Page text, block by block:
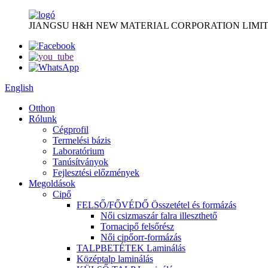
JIANGSU H&H NEW MATERIAL CORPORATION
English
Otthon
Rólunk
Cégprofil
Termelési bázis
Laboratórium
Tanúsítványok
Fejlesztési előzmények
Megoldások
Cipő
FELSŐ/FŐVÉDŐ Összetétel és formázás
Női csizmaszár falra illeszthető
Tornacipő felsőrész
Női cipőorr-formázás
TALPBETÉTEK Laminálás
Középtalp laminálás